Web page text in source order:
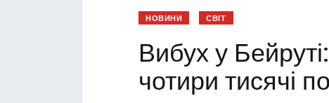
НОВИНИ СВІТ
Вибух у
чотири тисячі